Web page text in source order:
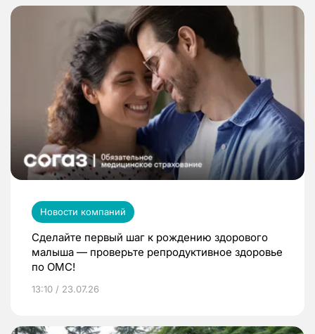
Новости компаний
Сделайте первый шаг к рождению здорового
малыша — проверьте репродуктивное здоровье
по ОМС!
13:10 / 23.07.26